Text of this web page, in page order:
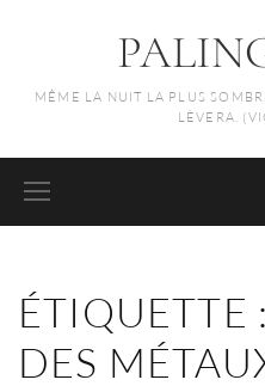
MÊME LA NUIT LA PLUS
LÈVERA.
ÉTIQUETTE :
DES